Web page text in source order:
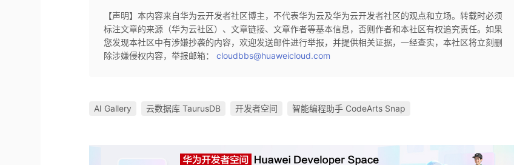
【声明】本内容来自华为云开发者社区博主，不代表华为云及华为云开发者社区的观点和立场。转载时必须
标注文章的来源（华为云社区）、文章链接、文章作者等基本信息，否则作者和本社区有权追究责任。如果
您发现本社区中有涉嫌抄袭的内容，欢迎发送邮件进行举报，并提供相关证据，一经查实，本社区将立刻删
除涉嫌侵权内容，举报邮箱：cloudbbs@huaweicloud.com
AI Gallery 云数据库 TaurusDB 开发者空间 智能编程助手 CodeArts Snap